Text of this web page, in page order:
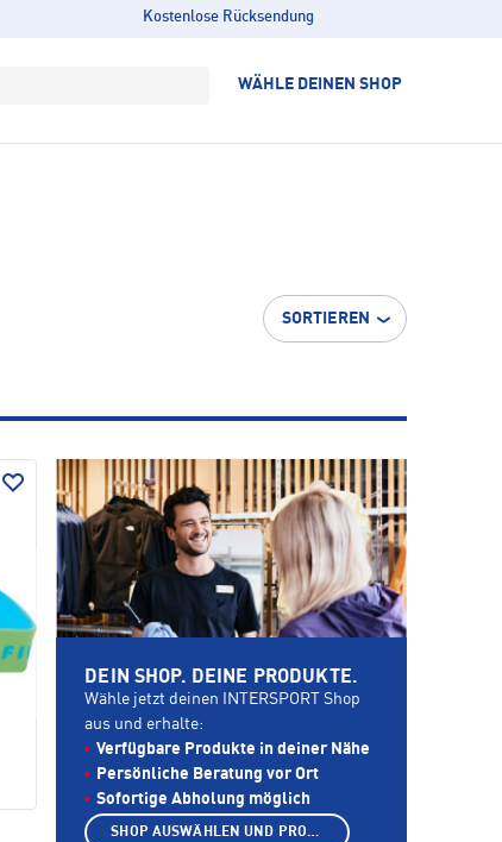
Kostenlose Rücksendung
WÄHLE DEINEN SHOP
SORTIEREN
DEIN SHOP. DEINE PRODUKTE.
Wähle jetzt deinen INTERSPORT Shop
aus und erhalte:
Verfügbare Produkte in deiner Nähe
Persönliche Beratung vor Ort
Sofortige Abholung möglich
SHOP AUSWÄHLEN UND PRODUKTE ANZEIGEN